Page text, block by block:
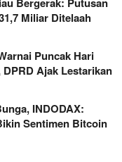
Miliar Ditelaah
Puncak Hari
Ajak Lestarikan
INDODAX:
Sentimen Bitcoin